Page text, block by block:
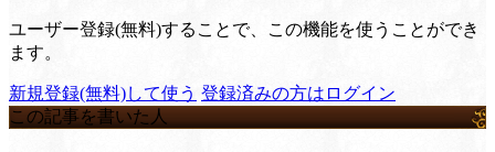
ユーザー登録(無料)することで、この機能を使うことができ
ます。
新規登録(無料)して使う 登録済みの方はログイン
この記事を書いた人